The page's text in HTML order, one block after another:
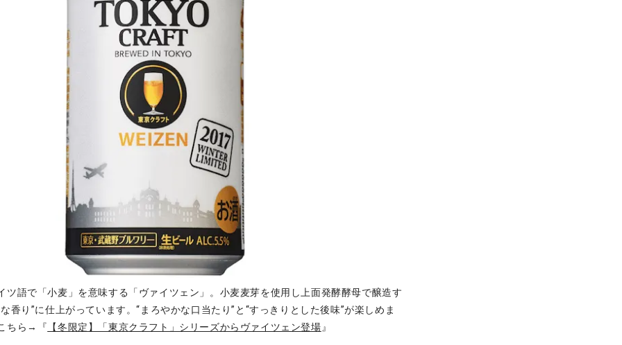
ツ語で「小麦」を意味する「ヴァイツェン」。小麦麦芽を使用し上面発酵酵母で醸造す
香り”に仕上がっています。“まろやかな口当たり”と“すっきりとした後味”が楽しめま
ちら→『 【冬限定】「東京クラフト」シリーズからヴァイツェン登場』